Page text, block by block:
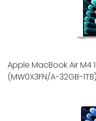
Apple MacBook Air M4
(MW0X3FN/A-32GB-1TB)